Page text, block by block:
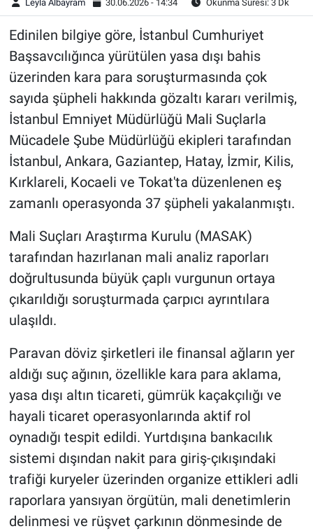
Leyla Albayram 30.06.2026 - 14:34 Okunma Süresi: 3 Dk
Edinilen bilgiye göre, İstanbul Cumhuriyet
Başsavcılığınca yürütülen yasa dışı bahis
üzerinden kara para soruşturmasında çok
sayıda şüpheli hakkında gözaltı kararı verilmiş,
İstanbul Emniyet Müdürlüğü Mali Suçlarla
Mücadele Şube Müdürlüğü ekipleri tarafından
İstanbul, Ankara, Gaziantep, Hatay, İzmir, Kilis,
Kırklareli, Kocaeli ve Tokat'ta düzenlenen eş
zamanlı operasyonda 37 şüpheli yakalanmıştı.
Mali Suçları Araştırma Kurulu (MASAK)
tarafından hazırlanan mali analiz raporları
doğrultusunda büyük çaplı vurgunun ortaya
çıkarıldığı soruşturmada çarpıcı ayrıntılara
ulaşıldı.
Paravan döviz şirketleri ile finansal ağların yer
aldığı suç ağının, özellikle kara para aklama,
yasa dışı altın ticareti, gümrük kaçakçılığı ve
hayali ticaret operasyonlarında aktif rol
oynadığı tespit edildi. Yurtdışına bankacılık
sistemi dışından nakit para giriş-çıkışındaki
trafiği kuryeler üzerinden organize ettikleri adli
raporlara yansıyan örgütün, mali denetimlerin
delinmesi ve rüşvet çarkının dönmesinde de